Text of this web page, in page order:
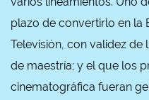
plazo de convertirlo en la
Televisión, con validez
de maestría; y el que los
cinematográfica fueran